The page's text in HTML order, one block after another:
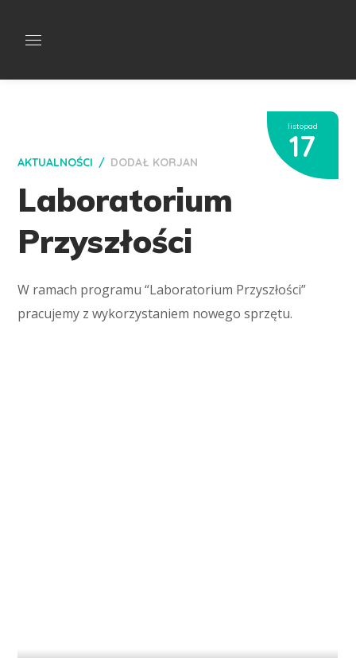
listopad
17
AKTUALNOŚCI DODAŁ KORJAN
Laboratorium
Przyszłości
W ramach programu “Laboratorium Przyszłości”
pracujemy z wykorzystaniem nowego sprzętu.